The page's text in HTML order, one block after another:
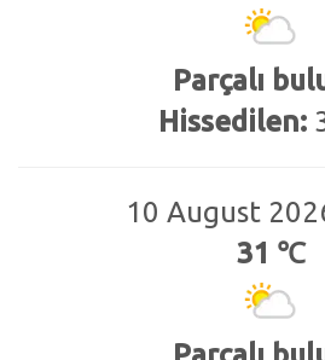
Parçalı
Hissedilen:
10 August
31 ℃